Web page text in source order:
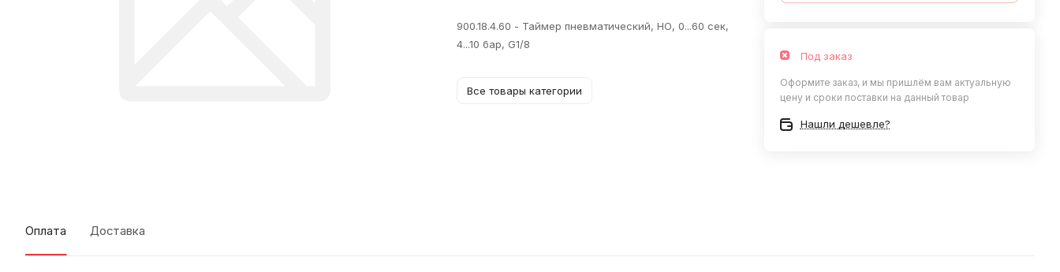
900.18.4.60 - Таймер пневматический, НО, 0...60 сек,
4...10 бар, G1/8
Все товары категории
Под заказ
Оформите заказ, и мы пришлём вам актуальную
цену и сроки поставки на данный товар
Нашли дешевле?
Оплата Доставка